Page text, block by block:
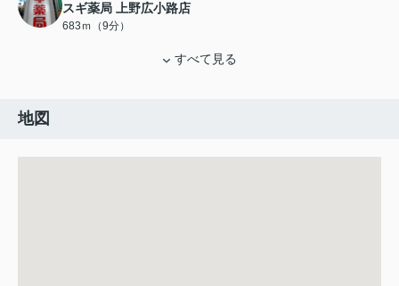
スギ薬局 上野広小路店
683ｍ（9分）
すべて見る
地図